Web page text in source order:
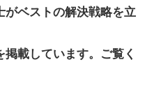
ベストの解決戦略を立
載しています。ご覧く